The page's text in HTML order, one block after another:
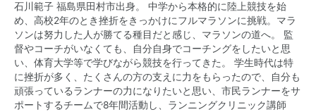
石川範子 福島県田村市出身。 中学から本格的に陸上競技を始
め、高校2年のとき挫折をきっかけにフルマラソンに挑戦。マラ
ソンは努力した人が勝てる種目だと感じ、マラソンの道へ。 監
督やコーチがいなくても、自分自身でコーチングをしたいと思
い、体育大学等で学びながら競技を行ってきた。 学生時代は特
に挫折が多く、たくさんの方の支えに力をもらったので、自分も
頑張っているランナーの力になりたいと思い、市民ランナーをサ
ポートするチームで8年間活動し、ランニングクリニック講師